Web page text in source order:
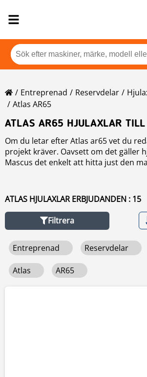
Entreprenad Reservdelar
Atlas AR65
ATLAS AR65 HJULAXLAR TILL
Om du letar efter Atlas ar65 vet du
projekt kräver. Oavsett om det gäller
Mascus det enkelt att hitta just den
maskinparksägare listar sina nya och
ar65 till försäljning.
Oavsett om du köper lokalt i eller överväger
importerade alternativ erbjuder vår
tillförlitliga hjulaxlar med transparent
förenklar ditt köp. Hitta, jämför och
ATLAS HJULAXLAR ERBJUDANDEN : 15
Filtrera
Entreprenad Reservdelar
Atlas AR65